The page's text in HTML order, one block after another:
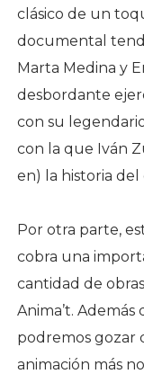
clásico de un
documental
Marta Medina y
desbordante
con su
con la que Iván
en) la historia del
Por otra parte,
cobra una
cantidad de
Anima’t. Además
podremos gozar
animación más